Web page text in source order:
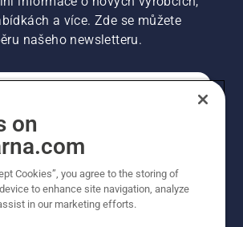
a více. Zde se můžete
našeho newsletteru.
PROFESIONÁLNÍ
on
Cookies”, you agree to the storing of
to enhance site navigation, analyze
in our marketing efforts.